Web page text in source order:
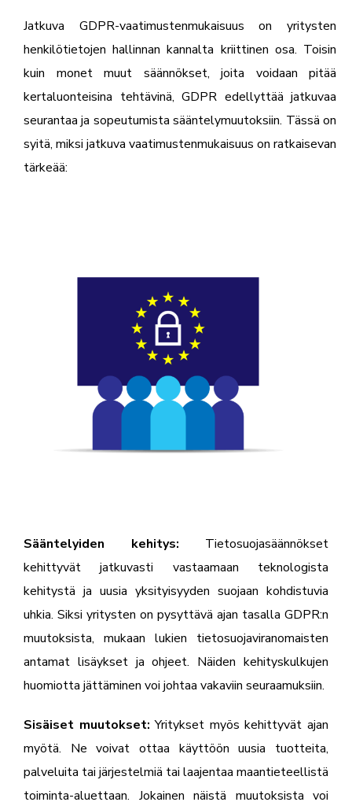
Jatkuva GDPR-vaatimustenmukaisuus on yritysten
henkilötietojen hallinnan kannalta kriittinen osa. Toisin
kuin monet muut säännökset, joita voidaan pitää
kertaluonteisina tehtävinä, GDPR edellyttää jatkuvaa
seurantaa ja sopeutumista sääntelymuutoksiin. Tässä on
syitä, miksi jatkuva vaatimustenmukaisuus on ratkaisevan
tärkeää:
Sääntelyiden kehitys: Tietosuojasäännökset
kehittyvät jatkuvasti vastaamaan teknologista
kehitystä ja uusia yksityisyyden suojaan kohdistuvia
uhkia. Siksi yritysten on pysyttävä ajan tasalla GDPR:n
muutoksista, mukaan lukien tietosuojaviranomaisten
antamat lisäykset ja ohjeet. Näiden kehityskulkujen
huomiotta jättäminen voi johtaa vakaviin seuraamuksiin.
Sisäiset muutokset: Yritykset myös kehittyvät ajan
myötä. Ne voivat ottaa käyttöön uusia tuotteita,
palveluita tai järjestelmiä tai laajentaa maantieteellistä
toiminta-aluettaan. Jokainen näistä muutoksista voi